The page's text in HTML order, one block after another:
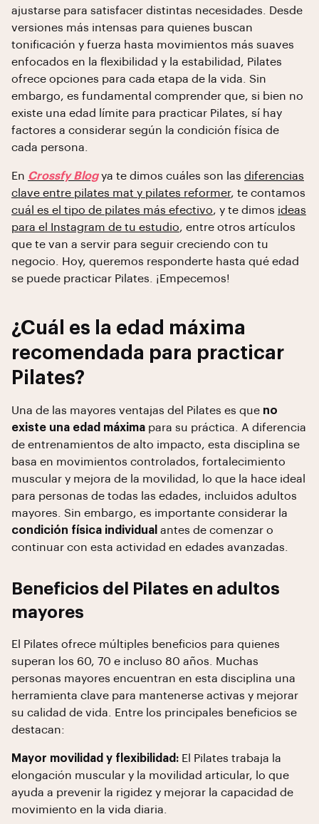
ajustarse para satisfacer distintas necesidades. Desde
versiones más intensas para quienes buscan
tonificación y fuerza hasta movimientos más suaves
enfocados en la flexibilidad y la estabilidad, Pilates
ofrece opciones para cada etapa de la vida. Sin
embargo, es fundamental comprender que, si bien no
existe una edad límite para practicar Pilates, sí hay
factores a considerar según la condición física de
cada persona.
En Crossfy Blogya te dimos cuáles son las diferencias
clave entre pilates mat y pilates reformer, te contamos
cuál es el tipo de pilates más efectivo, y te dimos ideas
para el Instagram de tu estudio, entre otros artículos
que te van a servir para seguir creciendo con tu
negocio. Hoy, queremos responderte hasta qué edad
se puede practicar Pilates. ¡Empecemos!
¿Cuál es la edad máxima
recomendada para practicar
Pilates?
Una de las mayores ventajas del Pilates es que no
existe una edad máxima para su práctica. A diferencia
de entrenamientos de alto impacto, esta disciplina se
basa en movimientos controlados, fortalecimiento
muscular y mejora de la movilidad, lo que la hace ideal
para personas de todas las edades, incluidos adultos
mayores. Sin embargo, es importante considerar la
condición física individual antes de comenzar o
continuar con esta actividad en edades avanzadas.
Beneficios del Pilates en adultos
mayores
El Pilates ofrece múltiples beneficios para quienes
superan los 60, 70 e incluso 80 años. Muchas
personas mayores encuentran en esta disciplina una
herramienta clave para mantenerse activas y mejorar
su calidad de vida. Entre los principales beneficios se
destacan:
Mayor movilidad y flexibilidad: El Pilates trabaja la
elongación muscular y la movilidad articular, lo que
ayuda a prevenir la rigidez y mejorar la capacidad de
movimiento en la vida diaria.